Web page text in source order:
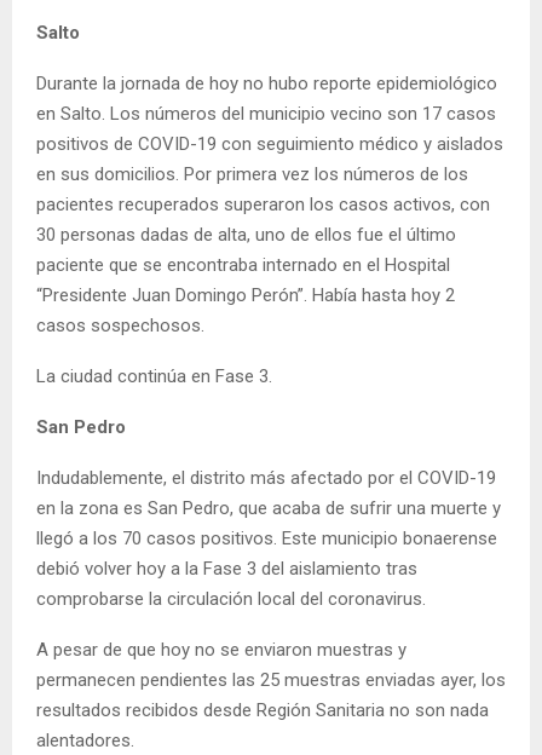
Salto
Durante la jornada de hoy no hubo reporte epidemiológico
en Salto. Los números del municipio vecino son 17 casos
positivos de COVID-19 con seguimiento médico y aislados
en sus domicilios. Por primera vez los números de los
pacientes recuperados superaron los casos activos, con
30 personas dadas de alta, uno de ellos fue el último
paciente que se encontraba internado en el Hospital
“Presidente Juan Domingo Perón”. Había hasta hoy 2
casos sospechosos.
La ciudad continúa en Fase 3.
San Pedro
Indudablemente, el distrito más afectado por el COVID-19
en la zona es San Pedro, que acaba de sufrir una muerte y
llegó a los 70 casos positivos. Este municipio bonaerense
debió volver hoy a la Fase 3 del aislamiento tras
comprobarse la circulación local del coronavirus.
A pesar de que hoy no se enviaron muestras y
permanecen pendientes las 25 muestras enviadas ayer, los
resultados recibidos desde Región Sanitaria no son nada
alentadores.